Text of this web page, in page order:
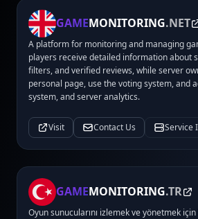
GAMEMONITORING.NET
A platform for monitoring and managing
players receive detailed information about
filters, and verified reviews, while server
personal page, use the voting system, and
system, and server analytics.
Visit Contact Us Service
GAMEMONITORING.TR
Oyun sunucularını izlemek ve yönetmek